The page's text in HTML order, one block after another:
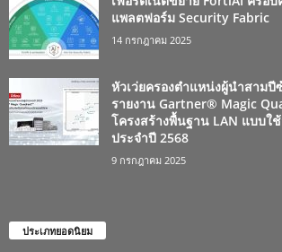
แพลตฟอร์ม Security Fabric
14 กรกฎาคม 2025
หัวเว่ยครองตำแหน่งผู้นำสามปี
รายงาน Gartner® Magic
โครงสร้างพื้นฐาน LAN แบบใ
ประจำปี 2568
9 กรกฎาคม 2025
ประเภทยอดนิยม